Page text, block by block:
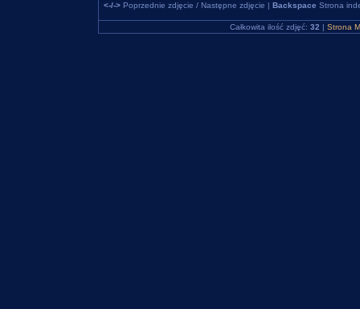
<-/->Poprzednie zdjęcie / Następne zdjęcie | Backspace Strona
Całkowita ilość zdjęć: 32 | Strona